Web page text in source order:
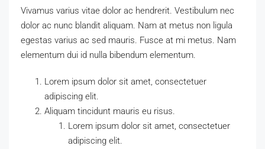
Vivamus varius vitae dolor ac hendrerit. Vestibulum nec
dolor ac nunc blandit aliquam. Nam at metus non ligula
egestas varius ac sed mauris. Fusce at mi metus. Nam
elementum dui id nulla bibendum elementum.
Lorem ipsum dolor sit amet, consectetuer
adipiscing elit.
Aliquam tincidunt mauris eu risus.
Lorem ipsum dolor sit amet, consectetuer
adipiscing elit.